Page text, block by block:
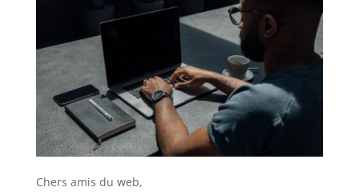
Chers amis du web,